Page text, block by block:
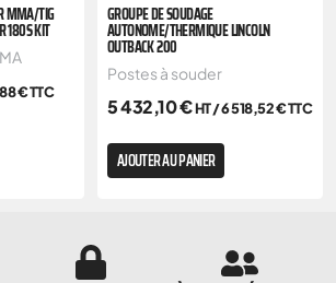
MMA/TIG
180S KIT
€TTC
GROUPE DE SOUDAGE
AUTONOME/THERMIQUE LINCOLN
OUTBACK 200
Postes à souder
5 432,10€HT /6 518,52€TTC
AJOUTER AU PANIER